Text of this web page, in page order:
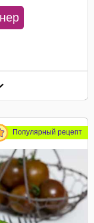
Популярный рецепт